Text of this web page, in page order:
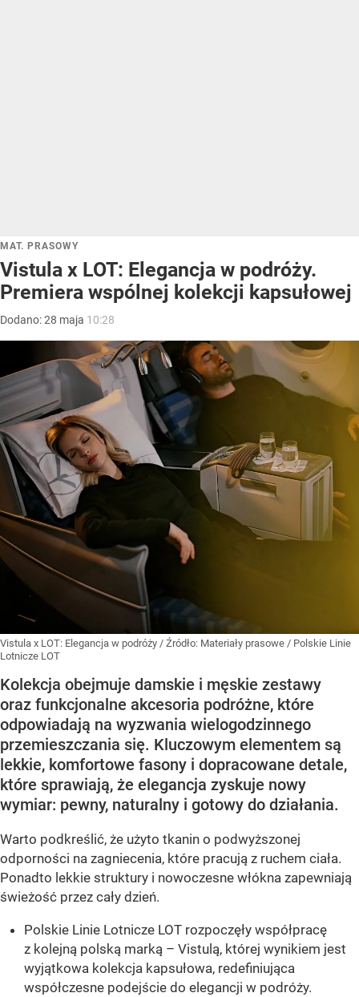
MAT. PRASOWY
Vistula x LOT: Elegancja w podróży.
Premiera wspólnej kolekcji kapsułowej
Dodano:28 maja 10:28
Vistula x LOT: Elegancja w podróży / Źródło: Materiały prasowe / Polskie Linie
Lotnicze LOT
Kolekcja obejmuje damskie i męskie zestawy
oraz funkcjonalne akcesoria podróżne, które
odpowiadają na wyzwania wielogodzinnego
przemieszczania się. Kluczowym elementem są
lekkie, komfortowe fasony i dopracowane detale,
które sprawiają, że elegancja zyskuje nowy
wymiar: pewny, naturalny i gotowy do działania.
Warto podkreślić, że użyto tkanin o podwyższonej
odporności na zagniecenia, które pracują z ruchem ciała.
Ponadto lekkie struktury i nowoczesne włókna zapewniają
świeżość przez cały dzień.
Polskie Linie Lotnicze LOT rozpoczęły współpracę
z kolejną polską marką – Vistulą, której wynikiem jest
wyjątkowa kolekcja kapsułowa, redefiniująca
współczesne podejście do elegancji w podróży.